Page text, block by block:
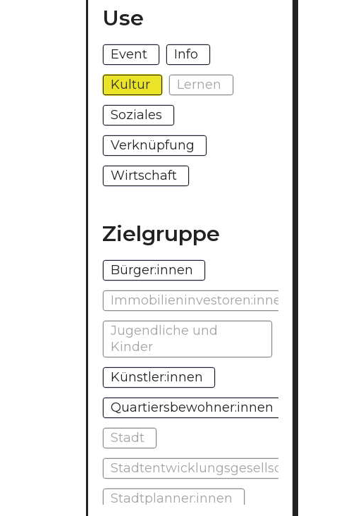
Use
Event
Info
Kultur
Lernen
Soziales
Verknüpfung
Wirtschaft
Zielgruppe
Bürger:innen
Immobilieninvestoren:innen
Jugendliche und
Kinder
Künstler:innen
Quartiersbewohner:innen
Stadt
Stadtentwicklungsgesellschaft
Stadtplanner:innen